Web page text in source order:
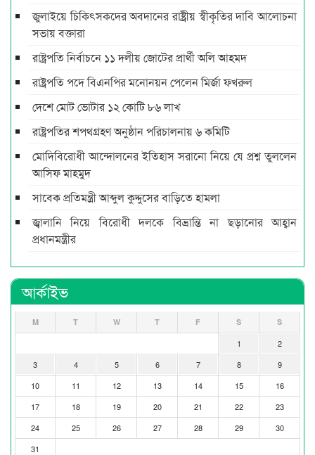
জুলাইয়ে চিকিৎসকদের অবদানের রাষ্ট্রীয় স্বীকৃতির দাবি আলোচনা
সভায় বক্তারা
রাষ্ট্রপতি নির্বাচনে ১১ দলীয় জোটের প্রার্থী অলি আহমদ
রাষ্ট্রপতি পদে বিএনপির মনোনয়ন পেলেন মির্জা ফখরুল
দেশে মোট ভোটার ১২ কোটি ৮৬ লাখ
রাষ্ট্রপতির শপথগ্রহণ অনুষ্ঠান পরিচালনায় ৬ কমিটি
মোদিবিরোধী আন্দোলনের ইতিহাস সরানো নিয়ে যে প্রশ্ন তুললেন
আসিফ মাহমুদ
সাবেক প্রতিমন্ত্রী আব্দুল কুদ্দুসের বাড়িতে হামলা
জ্বালানি নিয়ে বিরোধী দলকে বিভ্রান্তি না ছড়ানোর আহ্বান
প্রধানমন্ত্রীর
আর্কাইভ
M T W T F S S
1
2
3
4 5 6 7 8
9
10
11 12 13 14 15
16
17
18 19 20 21 22
23
24
25 26 27 28 29
30
31